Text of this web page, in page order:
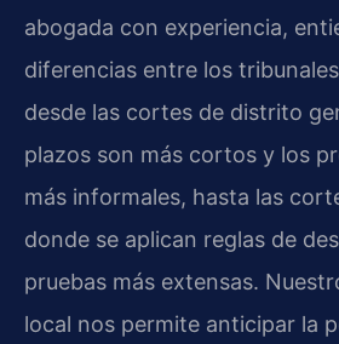
abogada con experiencia,
diferencias entre los
desde las cortes de distrito
plazos son más cortos y los
más informales, hasta las
donde se aplican reglas de
pruebas más extensas.
local nos permite anticipar la